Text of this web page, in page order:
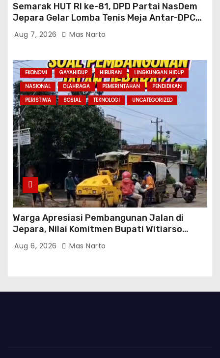
Semarak HUT RI ke-81, DPD Partai NasDem
Jepara Gelar Lomba Tenis Meja Antar-DPC
Se-Kabupaten
Aug 7, 2026 Mas Narto
EKONOMI GAYAHIDUP HIBURAN
LINGKUNGAN HIDUP
NASIONAL
OLAHRAGA PEMERINTAHAN
PENDIDIKAN
PERISTIWA
SOSIAL TEKNOLOGI UNCATEGORIZED
Warga Apresiasi Pembangunan Jalan di
Jepara, Nilai Komitmen Bupati Witiarso
Tingkatkan Infrastruktur dan Perekonomian
Aug 6, 2026 Mas Narto